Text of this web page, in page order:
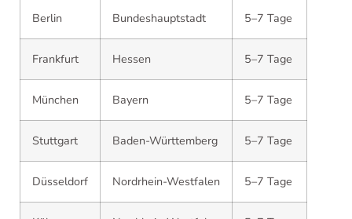
Berlin Bundeshauptstadt 5–7 Tage
Frankfurt Hessen 5–7 Tage
München Bayern 5–7 Tage
Stuttgart Baden-Württemberg 5–7 Tage
Düsseldorf Nordrhein-Westfalen 5–7 Tage